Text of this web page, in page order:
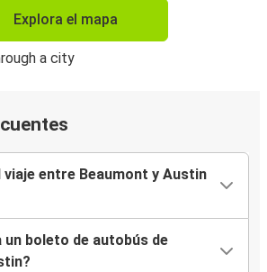
Explora el mapa
viaje entre Beaumont y Austin
un boleto de autobús de